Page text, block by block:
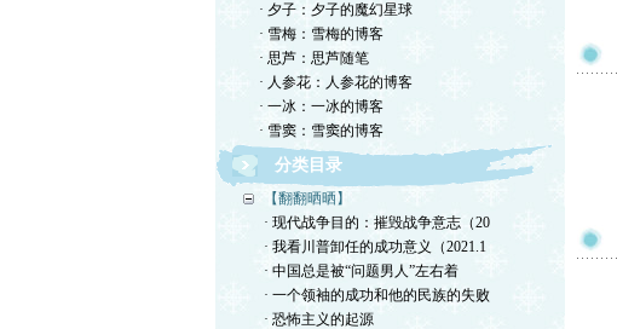
· 夕子：夕子的魔幻星球
· 雪梅：雪梅的博客
· 思芦：思芦随笔
· 人参花：人参花的博客
· 一冰：一冰的博客
· 雪窦：雪窦的博客
分类目录
【翻翻晒晒】
· 现代战争目的：摧毁战争意志（20
· 我看川普卸任的成功意义（2021.1
· 中国总是被“问题男人”左右着
· 一个领袖的成功和他的民族的失败
· 恐怖主义的起源